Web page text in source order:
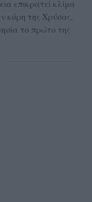
επικρατεί κλίμα
κόρη της Χρύσας,
το πρώτο της